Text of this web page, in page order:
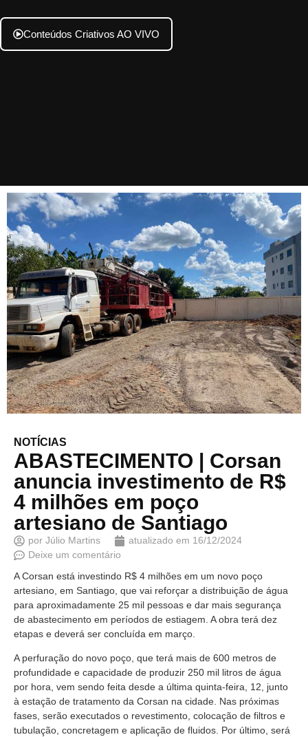
Conteúdos Criativos AO VIVO
NOTÍCIAS
ABASTECIMENTO | Corsan
anuncia investimento de R$
4 milhões em poço
artesiano de Santiago
por Júlio Martins atualizado em 16/12/2024
Deixe um comentário
A Corsan está investindo R$ 4 milhões em um novo poço
artesiano, em Santiago, que vai reforçar a distribuição de água
para aproximadamente 25 mil pessoas e dar mais segurança
de abastecimento em períodos de estiagem. A obra terá dez
etapas e deverá ser concluída em março.
A perfuração do novo poço, que terá mais de 600 metros de
profundidade e capacidade de produzir 250 mil litros de água
por hora, vem sendo feita desde a última quinta-feira, 12, junto
à estação de tratamento da Corsan na cidade. Nas próximas
fases, serão executados o revestimento, colocação de filtros e
tubulação, concretagem e aplicação de fluidos. Por último, será